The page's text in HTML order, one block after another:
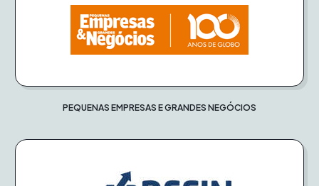
PEQUENAS EMPRESAS E GRANDES NEGÓCIOS